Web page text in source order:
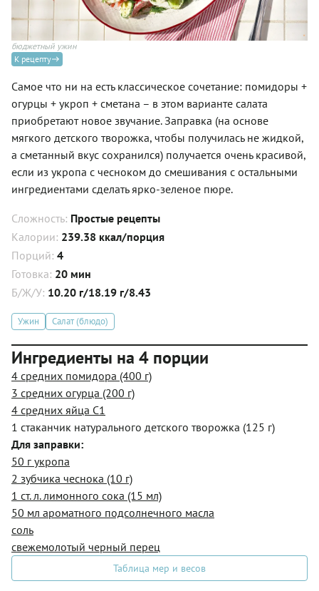
бюджетный ужин
К рецепту
Самое что ни на есть классическое сочетание: помидоры +
огурцы + укроп + сметана – в этом варианте салата
приобретают новое звучание. Заправка (на основе
мягкого детского творожка, чтобы получилась не жидкой,
а сметанный вкус сохранился) получается очень красивой,
если из укропа с чесноком до смешивания с остальными
ингредиентами сделать ярко-зеленое пюре.
Сложность: Простые рецепты
Калории: 239.38 ккал/порция
Порций: 4
Готовка: 20 мин
Б/Ж/У: 10.20 г/18.19 г/8.43
Ужин Салат (блюдо)
Ингредиенты на 4 порции
4 средних помидора (400 г)
3 средних огурца (200 г)
4 средних яйца С1
1 стаканчик натурального детского творожка (125 г)
Для заправки:
50 г укропа
2 зубчика чеснока (10 г)
1 ст. л. лимонного сока (15 мл)
50 мл ароматного подсолнечного масла
соль
свежемолотый черный перец
Таблица мер и весов